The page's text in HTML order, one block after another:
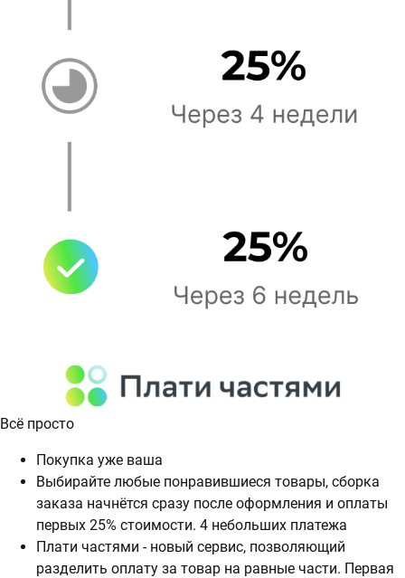
Всё просто
Покупка уже ваша
Выбирайте любые понравившиеся товары, сборка
заказа начнётся сразу после оформления и оплаты
первых 25% стоимости. 4 небольших платежа
Плати частями - новый сервис, позволяющий
разделить оплату за товар на равные части. Первая